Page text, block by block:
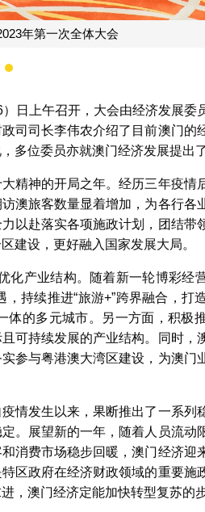
年第一次全体大会
2
日上午召开，大会由经济发展委
司司长李伟农介绍了目前澳门的
多位委员亦就澳门经济发展提出
精神的开局之年。经历三年疫情
澳旅客数量显着增加，为各行各
以赴落实各项施政计划，团结带
建设，更好融入国家发展大局。
化产业结构。随着新一轮博彩经
持续推进“旅游+”跨界融合，打
的多元城市。另一方面，积极
可持续发展的产业结构。同时，
参与粤港澳大湾区建设，为澳门
情发生以来，果断推出了一系列
。展望新的一年，随着人员流动
消费市场稳步回暖，澳门经济迎
区政府在经济财政领域的重要施
，澳门经济定能加快转型复苏的步